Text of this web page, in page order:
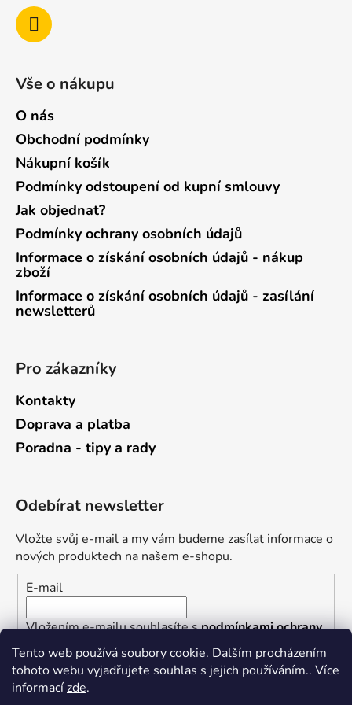
Tento web používá soubory cookie. Dalším procházením
tohoto webu vyjadřujete souhlas s jejich používáním.. Více
informacízde.
Vše o nákupu
O nás
Obchodní podmínky
Nákupní košík
Podmínky odstoupení od kupní smlouvy
Jak objednat?
Podmínky ochrany osobních údajů
Informace o získání osobních údajů - nákup
zboží
Informace o získání osobních údajů - zasílání
newsletterů
Pro zákazníky
Kontakty
Doprava a platba
Poradna - tipy a rady
Odebírat newsletter
Vložte svůj e-mail a my vám budeme zasílat informace o
nových produktech na našem e-shopu.
E-mail
Vložením e-mailu souhlasíte spodmínkami ochrany
osobních údajů
PŘIHLÁSIT SE